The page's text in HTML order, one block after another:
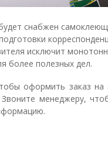
снабжен
исключит
более полезных дел.
оформить заказ на
менеджеру,